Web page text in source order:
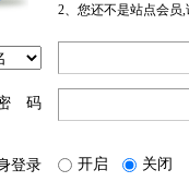
2、您还不是站点会员
码
登录 开启 关闭